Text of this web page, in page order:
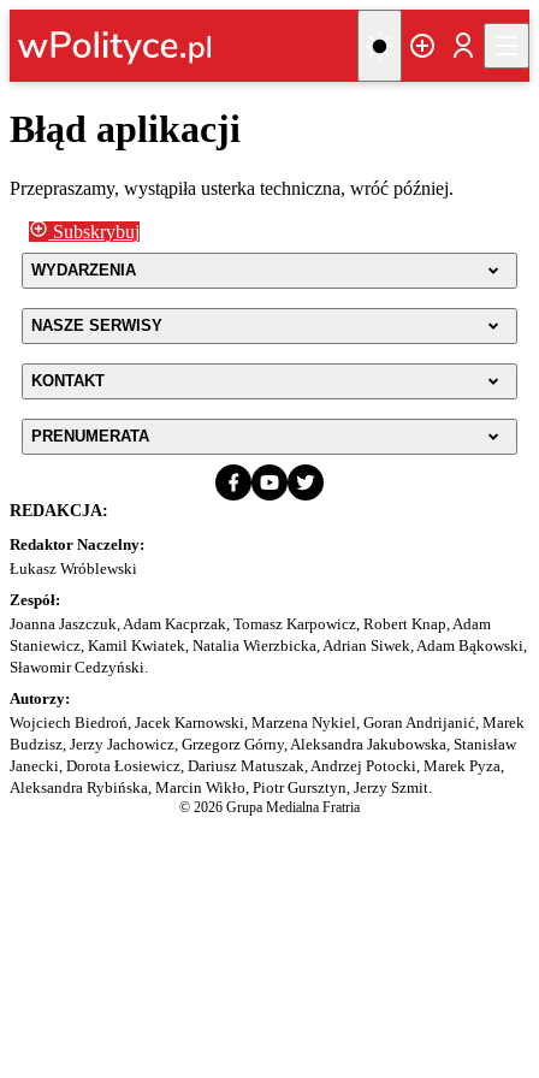
Błąd aplikacji
Przepraszamy, wystąpiła usterka techniczna, wróć później.
Subskrybuj
WYDARZENIA
NASZE SERWISY
KONTAKT
PRENUMERATA
REDAKCJA:
Redaktor Naczelny:
Łukasz Wróblewski
Zespół:
Joanna Jaszczuk, Adam Kacprzak, Tomasz Karpowicz, Robert Knap, Adam
Staniewicz, Kamil Kwiatek, Natalia Wierzbicka, Adrian Siwek, Adam Bąkowski,
Sławomir Cedzyński.
Autorzy:
Wojciech Biedroń, Jacek Karnowski, Marzena Nykiel, Goran Andrijanić, Marek
Budzisz, Jerzy Jachowicz, Grzegorz Górny, Aleksandra Jakubowska, Stanisław
Janecki, Dorota Łosiewicz, Dariusz Matuszak, Andrzej Potocki, Marek Pyza,
Aleksandra Rybińska, Marcin Wikło, Piotr Gursztyn, Jerzy Szmit.
© 2026 Grupa Medialna Fratria